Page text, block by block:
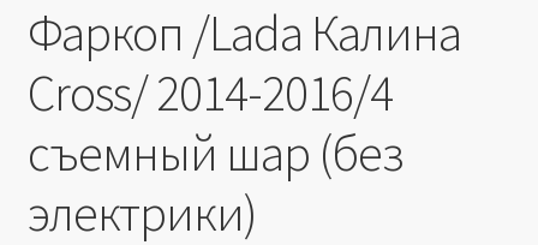
Фаркоп /Lada Калина
Cross/ 2014-2016/4
съемный шар (без
электрики)